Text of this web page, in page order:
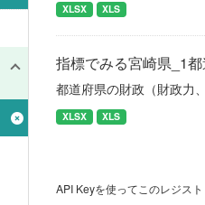
XLSX XLS
指標でみる宮崎県_1
都道府県の財政（財政力
XLSX XLS
API Keyを使ってこのレジス